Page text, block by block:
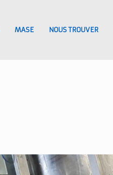
MASE NOUS TROUVER